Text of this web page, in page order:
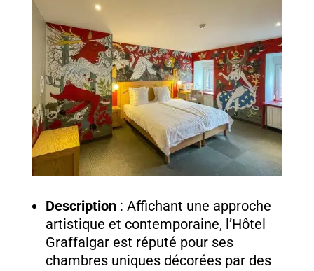
Description: Affichant une approche
artistique et contemporaine, l’Hôtel
Graffalgar est réputé pour ses
chambres uniques décorées par des